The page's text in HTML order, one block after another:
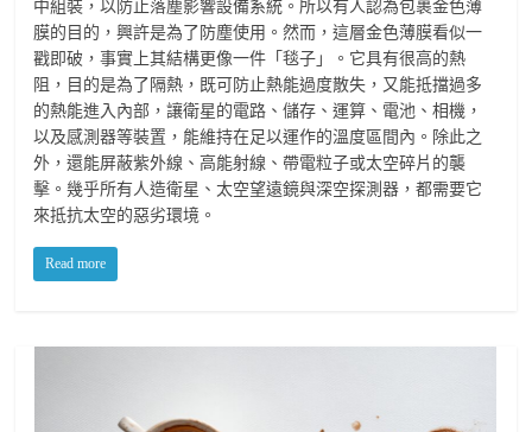
中組裝，以防止落塵影響設備系統。所以有人認為包裹金色薄
膜的目的，興許是為了防塵使用。然而，這層金色薄膜看似一
戳即破，事實上其結構更像一件「毯子」。它具有很高的熱
阻，目的是為了隔熱，既可防止熱能過度散失，又能抵擋過多
的熱能進入內部，讓衛星的電路、儲存、運算、電池、相機，
以及感測器等裝置，能維持在足以運作的溫度區間內。除此之
外，還能屏蔽紫外線、高能射線、帶電粒子或太空碎片的襲
擊。幾乎所有人造衛星、太空望遠鏡與深空探測器，都需要它
來抵抗太空的惡劣環境。
Read more